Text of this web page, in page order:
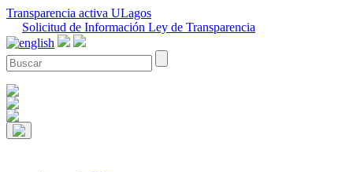
Transparencia activa ULagos
Solicitud de Información Ley de Transparencia